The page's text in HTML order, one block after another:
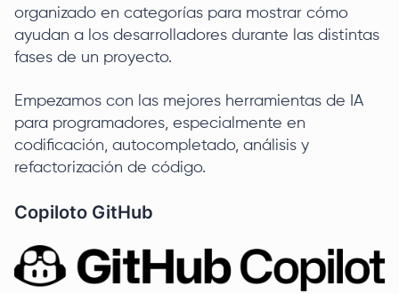
organizado en categorías para mostrar cómo
ayudan a los desarrolladores durante las distintas
fases de un proyecto.
Empezamos con las mejores herramientas de IA
para programadores, especialmente en
codificación, autocompletado, análisis y
refactorización de código.
Copiloto GitHub